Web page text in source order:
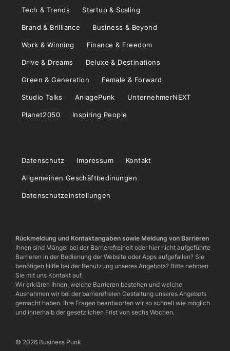
Tech & Trends Startup & Scaling
Brand & Brilliance Business & Beyond
Work & Winning Finance & Freedom
Drive & Dreams Deluxe & Destinations
Green & Generation Female & Forward
Studio Talks AnlagePunk UnternehmerNEXT
Planet2050 Inspiring People
Datenschutz Impressum Kontakt
Allgemeinen Geschäftbedinungen
Datenschutzeinstellungen
Rückmeldung und Kontaktangaben sowie Meldung von Barrieren
Ihnen sind Mängel bei der Barrierefreiheit oder hier nicht aufgeführte
Barrieren in der Bedienung der Website oder Apps aufgefallen? Sie
benötigen Hilfe bei der Benutzung unseres Angebots? Bitte nehmen
Sie mit uns Kontakt auf.
Wir erklären Ihnen, welche Barrieren bestehen und welche
Ausnahmen wir bei der barrierefreien Gestaltung unseres Angebots
gemacht haben. Ihre Fragen beantworten wir so schnell wie möglich
und innerhalb der gesetzlichen Frist von sechs Wochen.
© 2026 Business Punk